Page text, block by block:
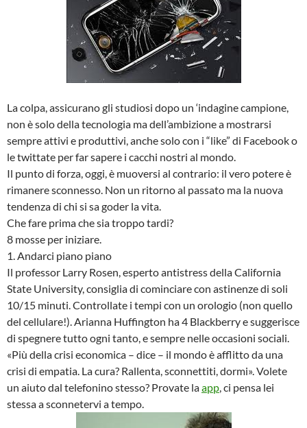
La colpa, assicurano gli studiosi dopo un ‘indagine campione,
non è solo della tecnologia ma dell’ambizione a mostrarsi
sempre attivi e produttivi, anche solo con i “like” di Facebook o
le twittate per far sapere i cacchi nostri al mondo.
Il punto di forza, oggi, è muoversi al contrario: il vero potere è
rimanere sconnesso. Non un ritorno al passato ma la nuova
tendenza di chi si sa goder la vita.
Che fare prima che sia troppo tardi?
8 mosse per iniziare.
1. Andarci piano piano
Il professor Larry Rosen, esperto antistress della California
State University, consiglia di cominciare con astinenze di soli
10/15 minuti. Controllate i tempi con un orologio (non quello
del cellulare!). Arianna Huffington ha 4 Blackberry e suggerisce
di spegnere tutto ogni tanto, e sempre nelle occasioni sociali.
«Più della crisi economica – dice – il mondo è afflitto da una
crisi di empatia. La cura? Rallenta, sconnettiti, dormi». Volete
un aiuto dal telefonino stesso? Provate laapp, ci pensa lei
stessa a sconnetervi a tempo.